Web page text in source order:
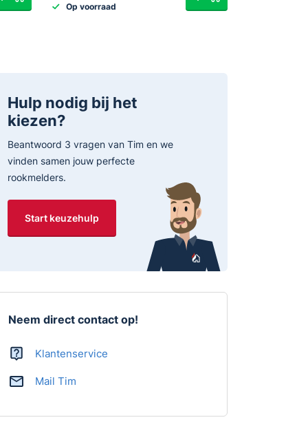
Op voorraad
Hulp nodig bij het
kiezen?
Beantwoord 3 vragen van Tim en we
vinden samen jouw perfecte
rookmelders.
Start keuzehulp
Neem direct contact op!
Klantenservice
Mail Tim